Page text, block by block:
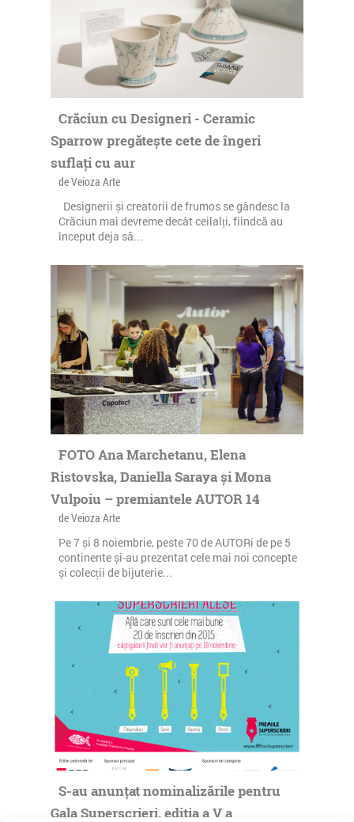
Crăciun cu Designeri - Ceramic
Sparrow pregătește cete de îngeri
suflați cu aur
de Veioza Arte
Designerii și creatorii de frumos se gândesc la
Crăciun mai devreme decât ceilalți, fiindcă au
început deja să...
FOTO Ana Marchetanu, Elena
Ristovska, Daniella Saraya și Mona
Vulpoiu – premiantele AUTOR 14
de Veioza Arte
Pe 7 și 8 noiembrie, peste 70 de AUTORi de pe 5
continente și-au prezentat cele mai noi concepte
și colecții de bijuterie...
S-au anunțat nominalizările pentru
Gala Superscrieri, ediția a V a